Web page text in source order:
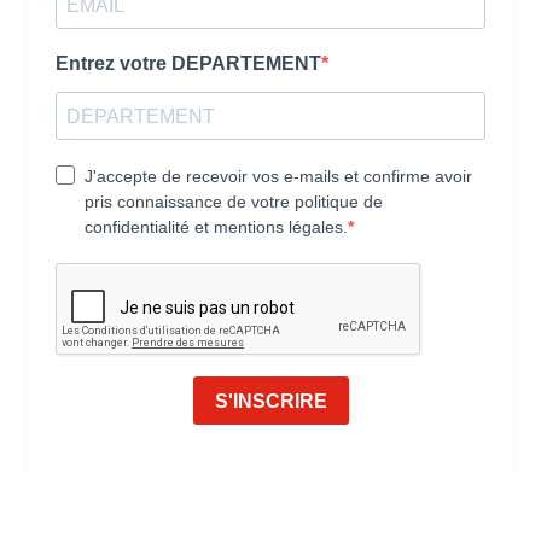
Entrez votre DEPARTEMENT
J'accepte de recevoir vos e-mails et confirme avoir
pris connaissance de votre politique de
confidentialité et mentions légales.
S'INSCRIRE